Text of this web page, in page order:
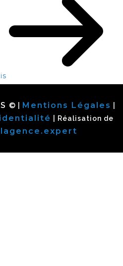
© | Mentions Légales
| Réalisation de
lagence.expert